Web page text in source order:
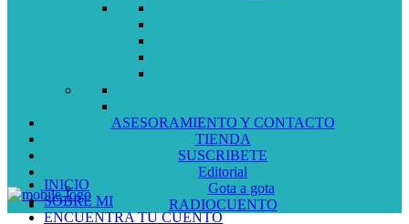
ASESORAMIENTO Y CONTACTO
TIENDA
SUSCRIBETE
Editorial
Gota a gota
RADIOCUENTO
INICIO
SOBRE MI
ENCUENTRA TU CUENTO